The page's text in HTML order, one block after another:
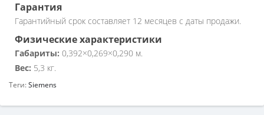
Гарантия
Гарантийный срок составляет 12 месяцев с даты продажи.
Физические характеристики
Габариты: 0,392×0,269×0,290 м.
Вес: 5,3 кг.
Теги:Siemens